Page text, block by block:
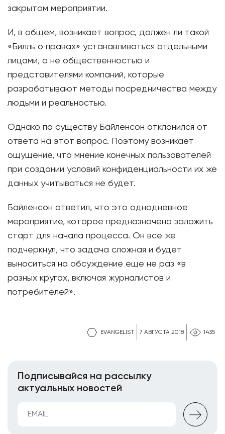
EVANGELIST 7 АВГУСТА 2018 1435
закрытом мероприятии.
И, в общем, возникает вопрос, должен ли такой
«Билль о правах» устанавливаться отдельными
лицами, а не общественностью и
представителями компаний, которые
разрабатывают методы посредничества между
людьми и реальностью.
Однако по существу Байленсон отклонился от
ответа на этот вопрос. Поэтому возникает
ощущение, что мнение конечных пользователей
при создании условий конфиденциальности их же
данных учитываться не будет.
Байленсон ответил, что это однодневное
мероприятие, которое предназначено заложить
старт для начала процесса. Он все же
подчеркнул, что задача сложная и будет
выноситься на обсуждение еще не раз «в
разных кругах, включая журналистов и
потребителей».
Подписывайся на рассылку
актуальных новостей